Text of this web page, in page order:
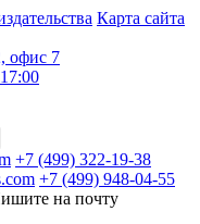
Карта сайта
офис 7
+7 (499) 322-19-38
+7 (499) 948-04-55
на почту